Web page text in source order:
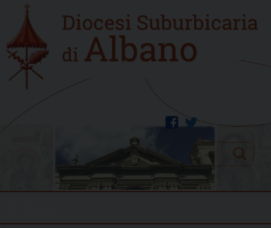
content
Home
new
twitter
facebook
Search